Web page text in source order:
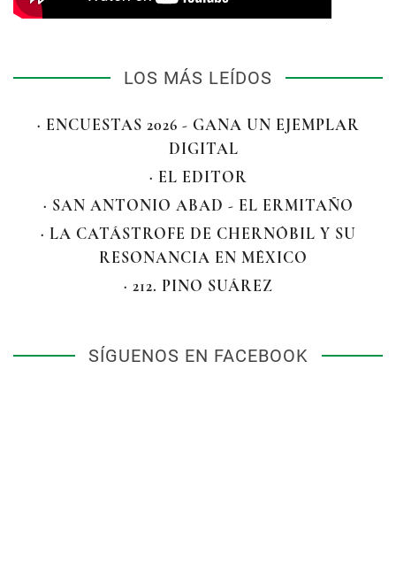
LOS MÁS LEÍDOS
· ENCUESTAS 2026 - GANA UN EJEMPLAR
DIGITAL
· EL EDITOR
· SAN ANTONIO ABAD - EL ERMITAÑO
· LA CATÁSTROFE DE CHERNÓBIL Y SU
RESONANCIA EN MÉXICO
· 212. PINO SUÁREZ
SÍGUENOS EN FACEBOOK